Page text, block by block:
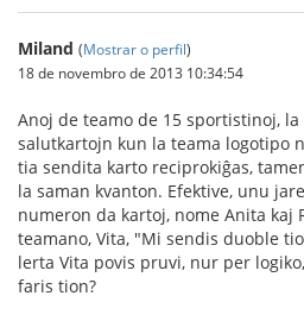
Miland (Mostrar o perfil)
18 de novembro de 2013 10:34:54
Anoj de teamo de 15 sportistinoj,
salutkartojn kun la teama logotipo
tia sendita karto reciprokiĝas,
la saman kvanton. Efektive, unu
numeron da kartoj, nome Anita kaj
teamano, Vita, "Mi sendis duoble
lerta Vita povis pruvi, nur per
faris tion?